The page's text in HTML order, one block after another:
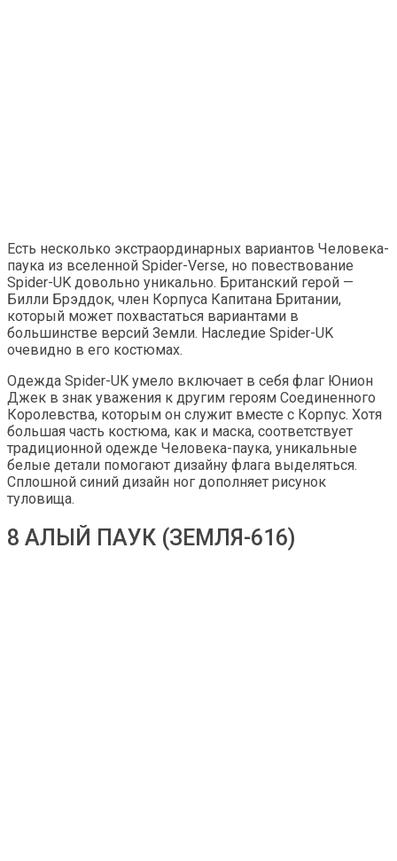
Есть несколько экстраординарных вариантов Человека-
паука из вселенной Spider-Verse, но повествование
Spider-UK довольно уникально. Британский герой —
Билли Брэддок, член Корпуса Капитана Британии,
который может похвастаться вариантами в
большинстве версий Земли. Наследие Spider-UK
очевидно в его костюмах.
Одежда Spider-UK умело включает в себя флаг Юнион
Джек в знак уважения к другим героям Соединенного
Королевства, которым он служит вместе с Корпус. Хотя
большая часть костюма, как и маска, соответствует
традиционной одежде Человека-паука, уникальные
белые детали помогают дизайну флага выделяться.
Сплошной синий дизайн ног дополняет рисунок
туловища.
8 АЛЫЙ ПАУК (ЗЕМЛЯ-616)